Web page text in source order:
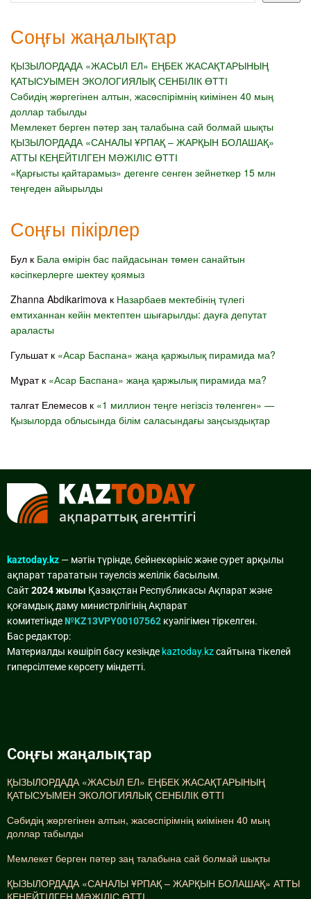
Соңғы жаңалықтар
ҚЫЗЫЛОРДАДА «ЖАСЫЛ ЕЛ» ЕҢБЕК ЖАСАҚТАРЫНЫҢ
ҚАТЫСУЫМЕН ЭКОЛОГИЯЛЫҚ СЕНБІЛІК ӨТТІ
Сәбидің жөргегінен алтын, жасөспірімнің киімінен 40 мың
доллар табылды
Мемлекет берген пәтер заң талабына сай болмай шықты
ҚЫЗЫЛОРДАДА «САНАЛЫ ҰРПАҚ – ЖАРҚЫН БОЛАШАҚ»
АТТЫ КЕҢЕЙТІЛГЕН МӘЖІЛІС ӨТТІ
«Қарғысты қайтарамыз» дегенге сенген зейнеткер 15 млн
теңгеден айырылды
Соңғы пікірлер
Бул к Бала өмірін бас пайдасынан төмен санайтын
кәсіпкерлерге шектеу қоямыз
Zhanna Abdikarimova к Назарбаев мектебінің түлегі
емтиханнан кейін мектептен шығарылды: дауға депутат
араласты
Гульшатк «Асар Баспана» жаңа қаржылық пирамида ма?
Мұратк «Асар Баспана» жаңа қаржылық пирамида ма?
талгат Елемесов к «1 миллион теңге негізсіз төленген» —
Қызылорда облысында білім саласындағы заңсыздықтар
kaztoday.kz — мәтін түрінде, бейнекөрініс және сурет арқылы
ақпарат тарататын тәуелсіз желілік басылым.
Сайт2024 жылы Қазақстан Республикасы Ақпарат және
қоғамдық даму министрлігінің Ақпарат
комитетінде№KZ13VPY00107562 куәлігімен тіркелген.
Бас редактор:
Материалды көшіріп басу кезінде kaztoday.kzсайтына тікелей
гиперсілтеме көрсету міндетті.
Соңғы жаңалықтар
ҚЫЗЫЛОРДАДА «ЖАСЫЛ ЕЛ» ЕҢБЕК ЖАСАҚТАРЫНЫҢ
ҚАТЫСУЫМЕН ЭКОЛОГИЯЛЫҚ СЕНБІЛІК ӨТТІ
Сәбидің жөргегінен алтын, жасөспірімнің киімінен 40 мың
доллар табылды
Мемлекет берген пәтер заң талабына сай болмай шықты
ҚЫЗЫЛОРДАДА «САНАЛЫ ҰРПАҚ – ЖАРҚЫН БОЛАШАҚ» АТТЫ